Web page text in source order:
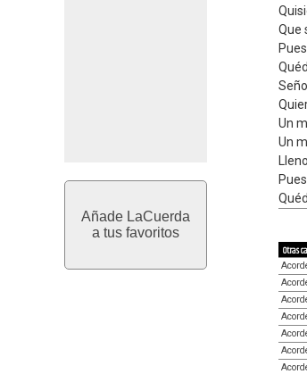
Añade LaCuerda
a tus favoritos
Que
Un
Un
Otras